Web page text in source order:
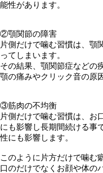
能性があります。
②顎関節の障害
片側だけで噛む習慣は、顎
ってしまいます。
その結果、顎関節症などの
顎の痛みやクリック音の原
③筋肉の不均衡
片側だけで噛む習慣は、お
にも影響し長期間続ける事
性にも影響します。
このように片方だけで噛む
口のだけでなくお顔や体の